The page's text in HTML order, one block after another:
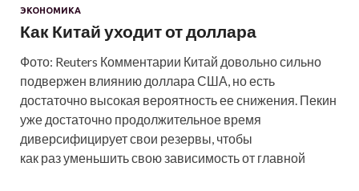
ЭКОНОМИКА
Как Китай уходит от доллара
Фото: Reuters Комментарии Китай довольно сильно
подвержен влиянию доллара США, но есть
достаточно высокая вероятность ее снижения. Пекин
уже достаточно продолжительное время
диверсифицирует свои резервы, чтобы
как раз уменьшить свою зависимость от главной